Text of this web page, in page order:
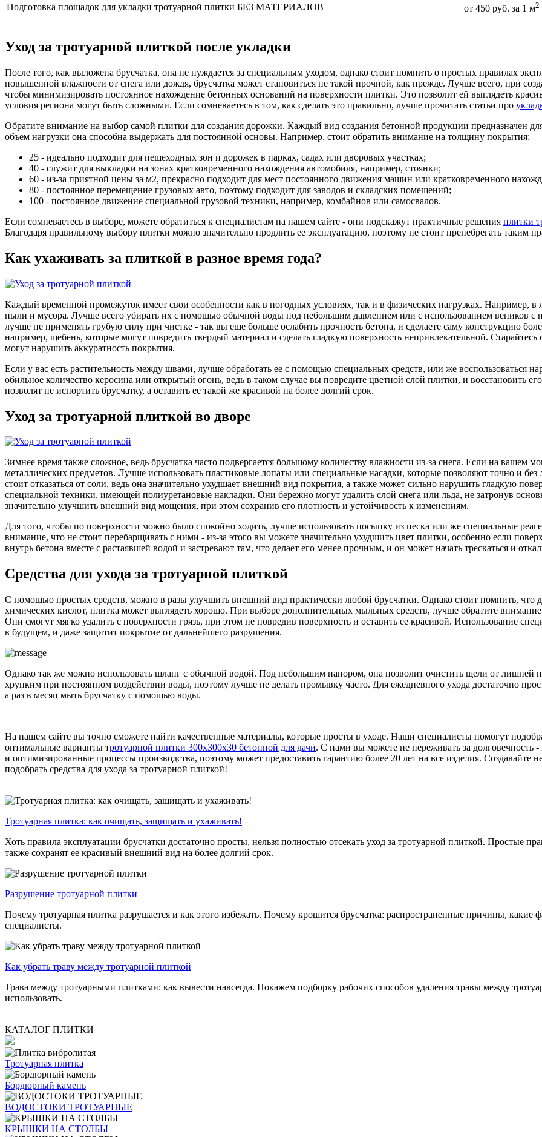
Подготовка площадок для укладки тротуарной плитки БЕЗ МАТЕРИАЛОВ от 450 руб. за 1 м2
Уход за тротуарной плиткой после укладки
После того, как выложена брусчатка, она не нуждается за специальным уходом, однако стоит помнить о простых правилах
повышенной влажности от снега или дождя, брусчатка может становиться не такой прочной, как прежде. Лучше всего, при
чтобы минимизировать постоянное нахождение бетонных оснований на поверхности плитки. Это позволит ей выглядеть
условия региона могут быть сложными. Если сомневаетесь в том, как сделать это правильно, лучше прочитать статьи про
Обратите внимание на выбор самой плитки для создания дорожки. Каждый вид создания бетонной продукции предназначен
объем нагрузки она способна выдержать для постоянной основы. Например, стоит обратить внимание на толщину покрытия:
25 - идеально подходит для пешеходных зон и дорожек в парках, садах или дворовых участках;
40 - служит для выкладки на зонах кратковременного нахождения автомобиля, например, стоянки;
60 - из-за приятной цены за м2, прекрасно подходит для мест постоянного движения машин или кратковременного
80 - постоянное перемещение грузовых авто, поэтому подходит для заводов и складских помещений;
100 - постоянное движение специальной грузовой техники, например, комбайнов или самосвалов.
Если сомневаетесь в выборе, можете обратиться к специалистам на нашем сайте - они подскажут практичные решения плитки
Благодаря правильному выбору плитки можно значительно продлить ее эксплуатацию, поэтому не стоит пренебрегать таким
Как ухаживать за плиткой в разное время года?
Каждый временной промежуток имеет свои особенности как в погодных условиях, так и в физических нагрузках. Например, в
пыли и мусора. Лучше всего убирать их с помощью обычной воды под небольшим давлением или с использованием веников с
лучше не применять грубую силу при чистке - так вы еще больше ослабить прочность бетона, и сделаете саму конструкцию
например, щебень, которые могут повредить твердый материал и сделать гладкую поверхность непривлекательной.
могут нарушить аккуратность покрытия.
Если у вас есть растительность между швами, лучше обработать ее с помощью специальных средств, или же воспользоваться
обильное количество керосина или открытый огонь, ведь в таком случае вы повредите цветной слой плитки, и восстановить
позволят не испортить брусчатку, а оставить ее такой же красивой на более долгий срок.
Уход за тротуарной плиткой во дворе
Зимнее время также сложное, ведь брусчатка часто подвергается большому количеству влажности из-за снега. Если на вашем
металлических предметов. Лучше использовать пластиковые лопаты или специальные насадки, которые позволяют точно и
стоит отказаться от соли, ведь она значительно ухудшает внешний вид покрытия, а также может сильно нарушить гладкую
специальной техники, имеющей полиуретановые накладки. Они бережно могут удалить слой снега или льда, не затронув
значительно улучшить внешний вид мощения, при этом сохранив его плотность и устойчивость к изменениям.
Для того, чтобы по поверхности можно было спокойно ходить, лучше использовать посыпку из песка или же специальные
внимание, что не стоит перебарщивать с ними - из-за этого вы можете значительно ухудшить цвет плитки, особенно если
внутрь бетона вместе с растаявшей водой и застревают там, что делает его менее прочным, и он может начать трескаться и
Средства для ухода за тротуарной плиткой
С помощью простых средств, можно в разы улучшить внешний вид практически любой брусчатки. Однако стоит помнить, что
химических кислот, плитка может выглядеть хорошо. При выборе дополнительных мыльных средств, лучше обратите
Они смогут мягко удалить с поверхности грязь, при этом не повредив поверхность и оставить ее красивой. Использование
в будущем, и даже защитит покрытие от дальнейшего разрушения.
Однако так же можно использовать шланг с обычной водой. Под небольшим напором, она позволит очистить щели от лишней
хрупким при постоянном воздействии воды, поэтому лучше не делать промывку часто. Для ежедневного ухода достаточно
а раз в месяц мыть брусчатку с помощью воды.
На нашем сайте вы точно сможете найти качественные материалы, которые просты в уходе. Наши специалисты помогут
оптимальные варианты тротуарной плитки 300х300х30 бетонной для дачи. С нами вы можете не переживать за долговечность
и оптимизированные процессы производства, поэтому может предоставить гарантию более 20 лет на все изделия.
подобрать средства для ухода за тротуарной плиткой!
Тротуарная плитка: как очищать, защищать и ухаживать!
Хоть правила эксплуатации брусчатки достаточно просты, нельзя полностью отсекать уход за тротуарной плиткой. Простые
также сохранят ее красивый внешний вид на более долгий срок.
Разрушение тротуарной плитки
Почему тротуарная плитка разрушается и как этого избежать. Почему крошится брусчатка: распространенные причины, какие
специалисты.
Как убрать траву между тротуарной плиткой
Трава между тротуарными плитками: как вывести навсегда. Покажем подборку рабочих способов удаления травы между
использовать.
КАТАЛОГ ПЛИТКИ
Тротуарная плитка
Бордюрный камень
ВОДОСТОКИ ТРОТУАРНЫЕ
КРЫШКИ НА СТОЛБЫ